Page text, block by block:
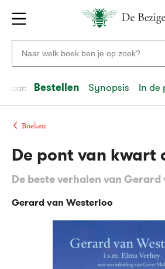
Gratis
verzending
vanaf
20
euro
Voor
23:59
volgendein
Veilig betalen
Gratis
retourneren
Zoeken
naar
auteurs
en
uitgevers
naar: Bestellen Synopsis In de
Boeken
De pont van kwart
De beste verhalen van
Gerard van Westerloo